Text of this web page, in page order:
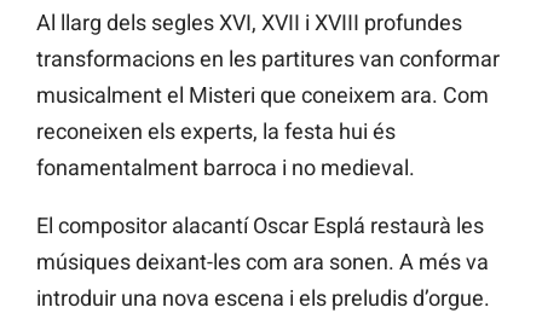
Al llarg dels segles XVI, XVII i XVIII profundes
transformacions en les partitures van conformar
musicalment el Misteri que coneixem ara. Com
reconeixen els experts, la festa hui és
fonamentalment barroca i no medieval.
El compositor alacantí Oscar Esplá restaurà les
músiques deixant-les com ara sonen. A més va
introduir una nova escena i els preludis d’orgue.